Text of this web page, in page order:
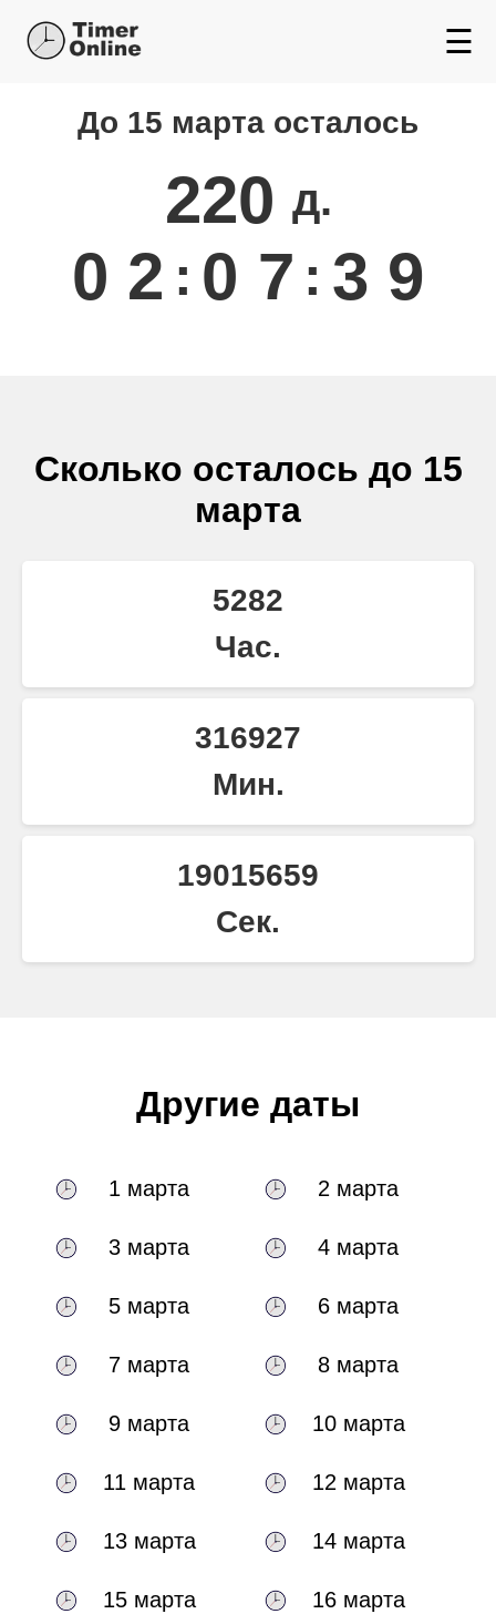
☰
Сколько осталось до Марта
До 15 марта осталось
220 д.
0 2 : 0 7 : 3 8
Сколько осталось до 15
марта
5282
Час.
316927
Мин.
19015658
Сек.
Другие даты
1 марта 2 марта
3 марта 4 марта
5 марта 6 марта
7 марта 8 марта
9 марта 10 марта
11 марта 12 марта
13 марта 14 марта
15 марта 16 марта